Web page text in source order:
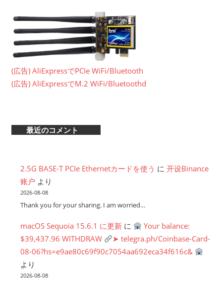
(広告) AliExpressでPCIe WiFi/Bluetooth
(広告) AliExpressでM.2 WiFi/Bluetoothd
最近のコメント
2.5G BASE-T PCIe Ethernetカードを使う に开设Binance
账户 より
2026-08-08
Thank you for your sharing. I am worried…
macOS Sequoia 15.6.1 に更新 に
Your balance:
$39,437.96 WITHDRAW
➤ telegra.ph/Coinbase-Card-
08-06?hs=e9ae80c69f90c7054aa692eca34f616c&
より
2026-08-08